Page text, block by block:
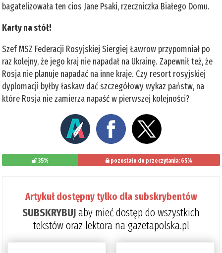
bagatelizowała ten cios Jane Psaki, rzeczniczka Białego Domu.
Karty na stół!
Szef MSZ Federacji Rosyjskiej Siergiej Ławrow przypomniał po
raz kolejny, że jego kraj nie napadał na Ukrainę. Zapewnił też, że
Rosja nie planuje napadać na inne kraje. Czy resort rosyjskiej
dyplomacji byłby łaskaw dać szczegółowy wykaz państw, na
które Rosja nie zamierza napaść w pierwszej kolejności?
35% pozostało do przeczytania: 65%
Artykuł dostępny tylko dla subskrybentów
SUBSKRYBUJaby mieć dostęp do wszystkich
tekstów oraz lektora na gazetapolska.pl